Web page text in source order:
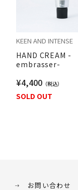
SOLD OUT
KEEN AND INTENSE
HAND CREAM -
embrasser-
¥4,400
お問い合わせ